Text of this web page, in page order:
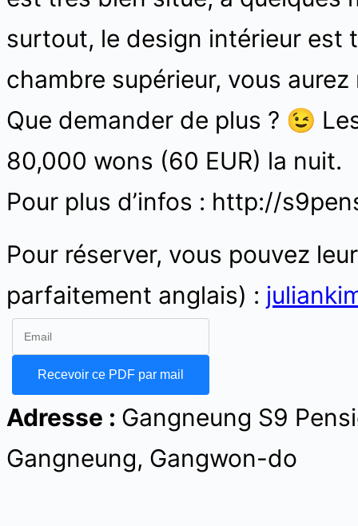
surtout, le design intérieur est
chambre supérieur, vous
Que demander de plus ? 😉
80,000 wons (60 EUR) la nuit.
Pour plus d’infos : http://
Pour réserver, vous pouvez
parfaitement anglais) :
Adresse : Gangneung S9
Gangneung, Gangwon-do